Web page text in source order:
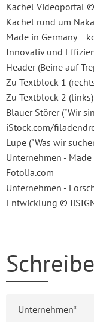
Kachel Videoportal
Kachel rund um
Made in Germany
Innovativ und
Header (Beine auf
Zu Textblock 1
Zu Textblock 2
Blauer Störer ("Wir
iStock.com/
Lupe ("Was wir
Unternehmen -
Fotolia.com
Unternehmen -
Entwicklung ©